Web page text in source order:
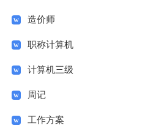
造价师
职称计算机
计算机三级
周记
工作方案